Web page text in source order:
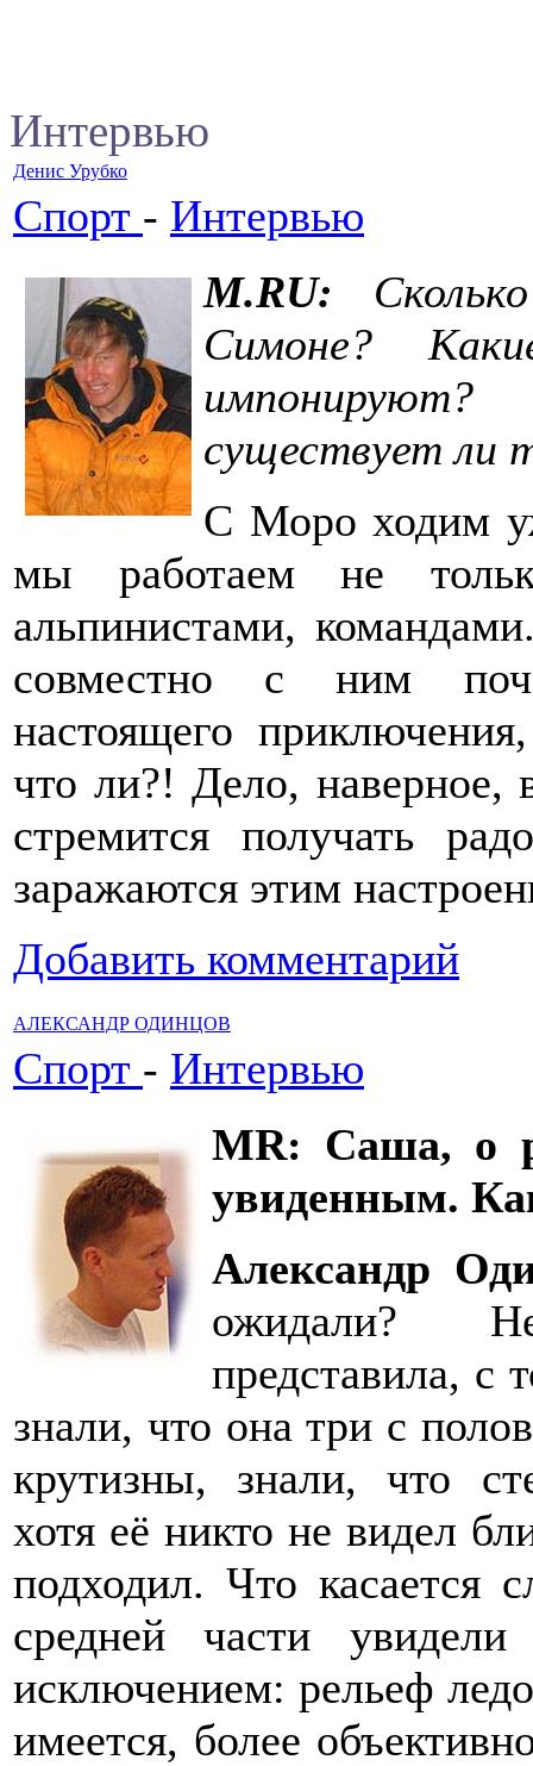
Интервью
Денис Урубко
Спорт - Интервью
M.RU:
Симоне?
существует ли
С Моро ходим
мы работаем не
альпинистами,
совместно с ним
настоящего
что ли?! Дело, наверное,
стремится получать
заражаются этим
Добавить комментарий
АЛЕКСАНДР ОДИНЦОВ
Спорт - Интервью
MR: Саша, о
увиденным.
Александр
ожидали?
представила, с
знали, что она три с
крутизны, знали, что
хотя её никто не видел
подходил. Что касается
средней части
исключением: рельеф
имеется, более